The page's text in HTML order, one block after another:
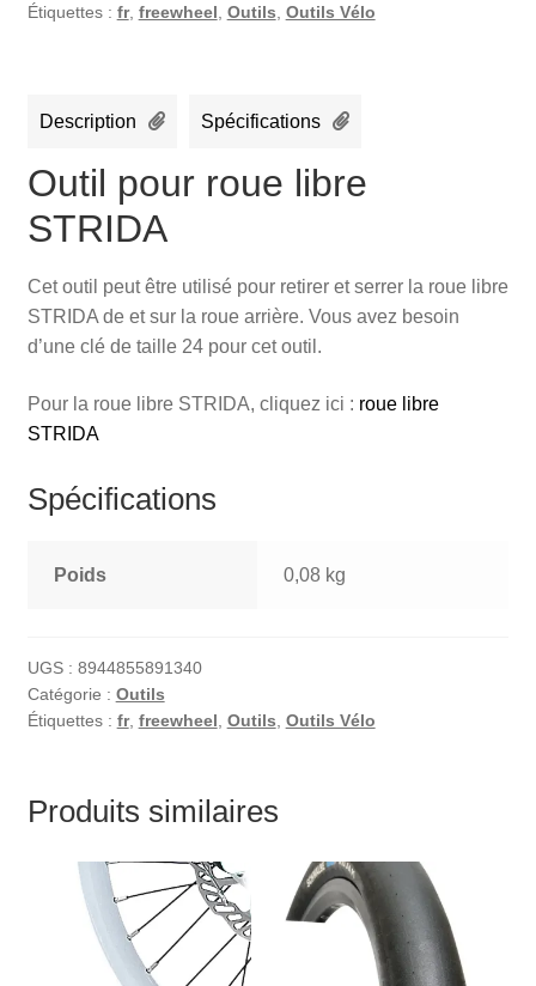
Étiquettes : fr, freewheel Outils Outils Vélo
Description Spécifications
Outil pour roue libre
STRIDA
Cet outil peut être utilisé pour retirer et serrer la roue libre
STRIDA de et sur la roue arrière. Vous avez besoin
d’une clé de taille 24 pour cet outil.
Pour la roue libre STRIDA, cliquez ici : roue libre
STRIDA
Spécifications
Poids 0,08 kg
UGS : 8944855891340
Catégorie : Outils
Étiquettes : fr, freewheel Outils Outils Vélo
Produits similaires